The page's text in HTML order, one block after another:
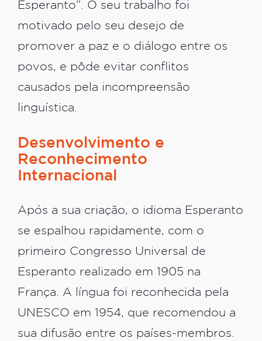
Esperanto”. O seu trabalho foi
motivado pelo seu desejo de
promover a paz e o diálogo entre os
povos, e pôde evitar conflitos
causados pela incompreensão
linguística.
Desenvolvimento e
Reconhecimento
Internacional
Após a sua criação, o idioma Esperanto
se espalhou rapidamente, com o
primeiro Congresso Universal de
Esperanto realizado em 1905 na
França. A língua foi reconhecida pela
UNESCO em 1954, que recomendou a
sua difusão entre os países-membros.